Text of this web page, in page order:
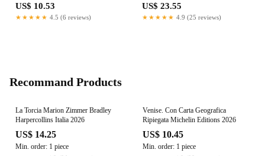
US$ 10.53
★★★★★ 4.5 (6 reviews)
US$ 23.55
★★★★★ 4.9 (25 reviews)
Recommand Products
La Torcia Marion Zimmer Bradley
Harpercollins Italia 2026
US$ 14.25
Min. order: 1 piece
Venise. Con Carta Geografica
Ripiegata Michelin Editions 2026
US$ 10.45
Min. order: 1 piece